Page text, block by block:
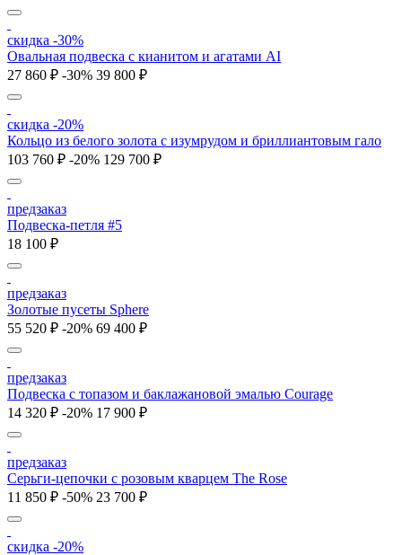
скидка -30%
Овальная подвеска с кианитом и агатами AI
27 860 ₽ -30% 39 800 ₽
скидка -20%
Кольцо из белого золота с изумрудом и бриллиантовым гало
103 760 ₽ -20% 129 700 ₽
предзаказ
Подвеска-петля #5
18 100 ₽
предзаказ
Золотые пусеты Sphere
55 520 ₽ -20% 69 400 ₽
предзаказ
Подвеска с топазом и баклажановой эмалью Courage
14 320 ₽ -20% 17 900 ₽
предзаказ
Серьги-цепочки с розовым кварцем The Rose
11 850 ₽ -50% 23 700 ₽
скидка -20%